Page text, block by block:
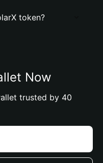
token?
Now
trusted by 40